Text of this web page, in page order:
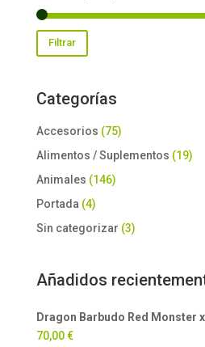
Filtrar
Categorías
Accesorios (75)
Alimentos / Suplementos (19)
Animales (146)
Portada (4)
Sin categorizar (3)
Añadidos
Dragon Barbudo Red Monster
70,00€